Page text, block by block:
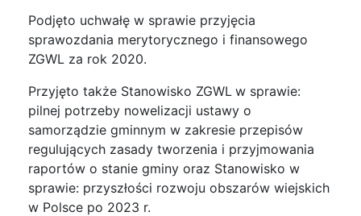
Podjęto uchwałę w sprawie przyjęcia
sprawozdania merytorycznego i finansowego
ZGWL za rok 2020.
Przyjęto także Stanowisko ZGWL w sprawie:
pilnej potrzeby nowelizacji ustawy o
samorządzie gminnym w zakresie przepisów
regulujących zasady tworzenia i przyjmowania
raportów o stanie gminy oraz Stanowisko w
sprawie: przyszłości rozwoju obszarów wiejskich
w Polsce po 2023 r.